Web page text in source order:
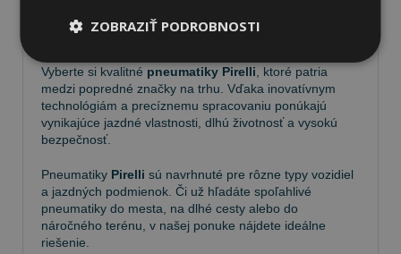
Pneumatiky Pirelli – kvalita a
spoľahlivosť na každej ceste
Vyberte si kvalitné pneumatiky Pirelli , ktoré patria
medzi popredné značky na trhu. Vďaka inovatívnym
technológiám a precíznemu spracovaniu ponúkajú
vynikajúce jazdné vlastnosti, dlhú životnosť a vysokú
bezpečnosť.
Pneumatiky Pirelli sú navrhnuté pre rôzne typy vozidiel
a jazdných podmienok. Či už hľadáte spoľahlivé
pneumatiky do mesta, na dlhé cesty alebo do
náročného terénu, v našej ponuke nájdete ideálne
riešenie.
ZOBRAZIŤ PODROBNOSTI